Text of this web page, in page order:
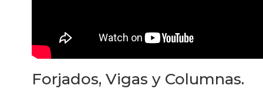
Forjados, Vigas y Columnas.